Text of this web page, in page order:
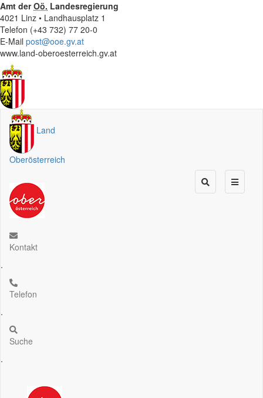
Amt derOö. Landesregierung
4021 Linz • Landhausplatz 1
Telefon (+43 732) 77 20-0
E-Mail post@ooe.gv.at
www.land-oberoesterreich.gv.at
Land
Oberösterreich
Kontakt
.
Telefon
.
Suche
.